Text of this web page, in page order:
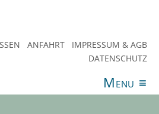
ANFAHRT
IMPRESSUM & AGB
DATENSCHUTZ
Menu ≡
AKTUELLES